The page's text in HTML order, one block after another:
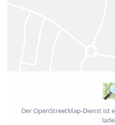
Der OpenStreetMap-Dienst ist